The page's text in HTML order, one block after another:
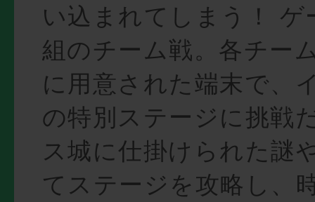
い込まれてしまう！ ゲ
組のチーム戦。各チー
に用意された端末で、
の特別ステージに挑戦
ス城に仕掛けられた謎
てステージを攻略し、